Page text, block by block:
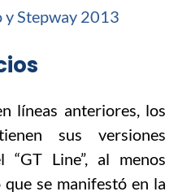
líneas anteriores, los
sus versiones
“GT Line”, al menos
se manifestó en la